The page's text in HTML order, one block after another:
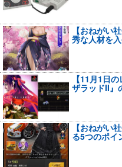
【おねがい
秀な人材を
【11月1日
ザラッドII』
【おねがい
る5つのポイ